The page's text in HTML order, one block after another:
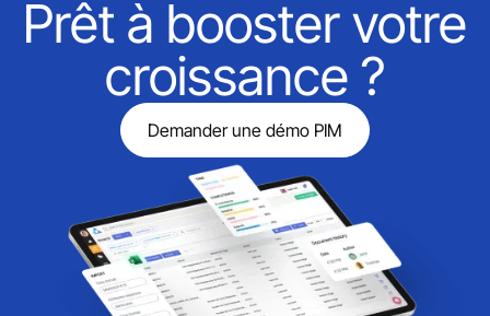
Prêt à booster votre
croissance ?
Demander une démo PIM